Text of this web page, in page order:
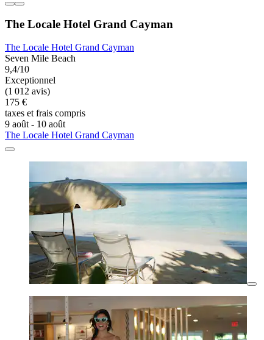
The Locale Hotel Grand Cayman
The Locale Hotel Grand Cayman
Seven Mile Beach
9,4/10
Exceptionnel
(1 012 avis)
175 €
taxes et frais compris
9 août - 10 août
The Locale Hotel Grand Cayman